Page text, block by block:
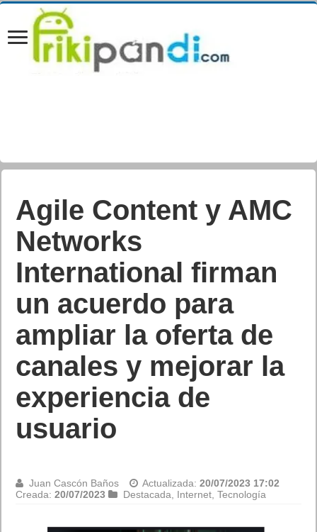
Agile Content y AMC
Networks
International firman
un acuerdo para
ampliar la oferta de
canales y mejorar la
experiencia de
usuario
Juan Cascón Baños Actualizada:20/07/2023 17:02
Creada:20/07/2023 Destacada Internet ,Tecnología